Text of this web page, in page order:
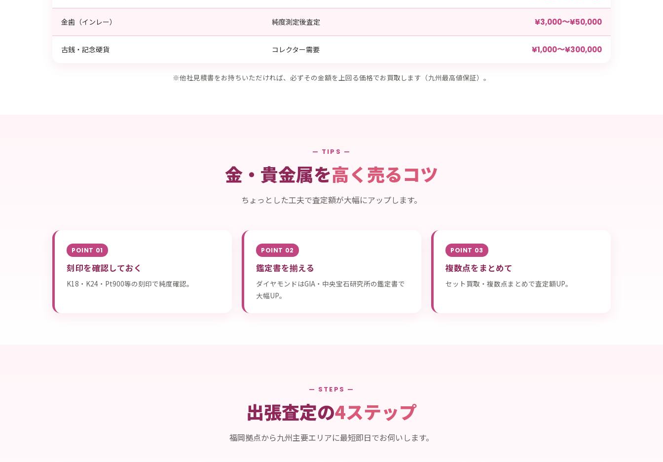
金歯（インレー） 純度測定後査定 ¥3,000〜¥50,000
古銭・記念硬貨 コレクター需要 ¥1,000〜¥300,000
※他社見積書をお持ちいただければ、必ずその金額を上回る価格でお買取します（九州最高値保証）。
— TIPS —
金・貴金属を高く売るコツ
ちょっとした工夫で査定額が大幅にアップします。
POINT 01
刻印を確認しておく
K18・K24・Pt900等の刻印で純度確認。
POINT 02
鑑定書を揃える
ダイヤモンドはGIA・中央宝石研究所の鑑定書で
大幅UP。
POINT 03
複数点をまとめて
セット買取・複数点まとめで査定額UP。
— STEPS —
出張査定の4ステップ
福岡拠点から九州主要エリアに最短即日でお伺いします。